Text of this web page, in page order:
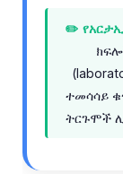
✏️
ተመሳሳይ
ትርጉሞች
தமிழ்
ગુજરાતી
ಕನ್ನಡ
മലയാളം